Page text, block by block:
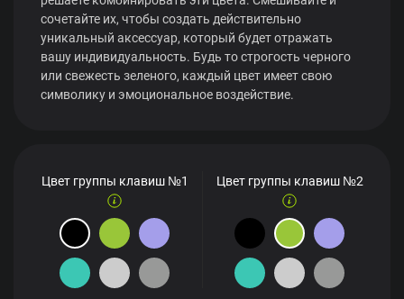
сочетайте их, чтобы создать действительно
уникальный аксессуар, который будет отражать
вашу индивидуальность. Будь то строгость черного
или свежесть зеленого, каждый цвет имеет свою
символику и эмоциональное воздействие.
Цвет группы клавиш №1 Цвет группы клавиш №2